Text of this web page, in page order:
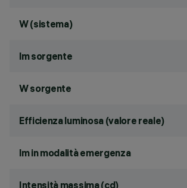
W (sistema)
lm sorgente
W sorgente
Efficienza luminosa (valore reale)
lm in modalità emergenza
Intensità massima (cd)